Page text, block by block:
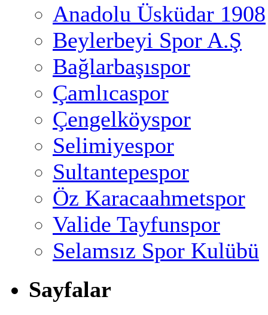
Anadolu Üsküdar 1908
Beylerbeyi Spor A.Ş
Bağlarbaşıspor
Çamlıcaspor
Çengelköyspor
Selimiyespor
Sultantepespor
Öz Karacaahmetspor
Valide Tayfunspor
Selamsız Spor Kulübü
Sayfalar